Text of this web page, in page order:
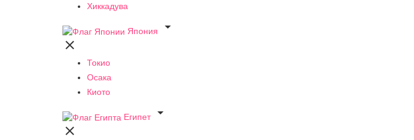
Хиккадува
Япония


Токио
Осака
Киото
Египет

